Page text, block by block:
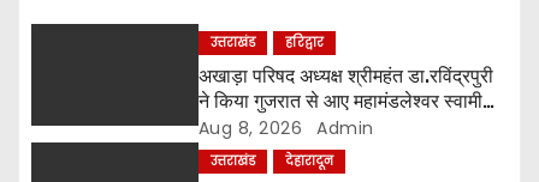
g
t
उत्तराखंड हरिद्वार
अखाड़ा परिषद अध्यक्ष श्रीमहंत डा.रविंद्रपुरी
ने किया गुजरात से आए महामंडलेश्वर स्वामी
कुर्षी पुरी और भक्तों का स्वागत
Aug 8, 2026 Admin
उत्तराखंड देहारादून